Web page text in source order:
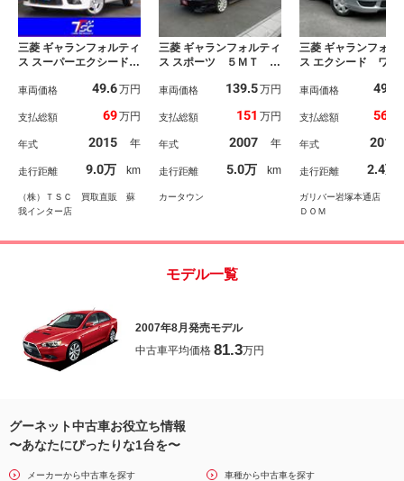
三菱 ギャランフォルティ
ス スーパーエクシード
フ／ＯＰ：ＨＩＤヘッド
イト／ＷＯＲＫ１８イン
車／ダイアトーンナビ／
Ｂｌｕｅｔｏｏｔｈ接続
／ハーフレザーシート／
クルーズコントロール
車両価格 49.6万円
支払総額 69万円
年式 2015 年
走行距離 9.0万 km
（株）ＴＳＣ 買取直販 蘇
我インター店
三菱 ギャランフォルティ
ス スポーツ ５ＭＴ リ
車両価格 139.5万円
支払総額 151 万円
年式 2007 年
走行距離 5.0万 km
カータウン
三菱 ギャランフォル
ス エクシード ワン
オ【ＡＭ／ＦＭ／Ｃ
シフト／ヘッドライ
ラー／キーレスエン
ー／純正フロアマッ
純正ホイールキャッ
保証書
車両価格 49.5
支払総額 56.3
年式 2010
走行距離 2.4万
ガリバー岩塚本通店（株
ＤＯＭ
モデル一覧
2007年8月発売モデル
中古車平均価格 81.3万円
グーネット中古車お役立ち情報
〜あなたにぴったりな1台を〜
メーカーから中古車を探す 車種から中古車を探す